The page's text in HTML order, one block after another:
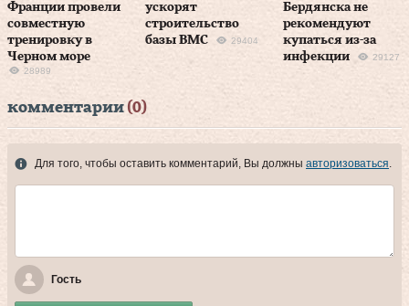
Франции провели
совместную
тренировку в
Черном море
28989
ускорят
строительство
базы ВМС
29404
Бердянска не
рекомендуют
купаться из-за
инфекции
29127
комментарии (0)
Для того, чтобы оставить комментарий, Вы должны авторизоваться.
Гость